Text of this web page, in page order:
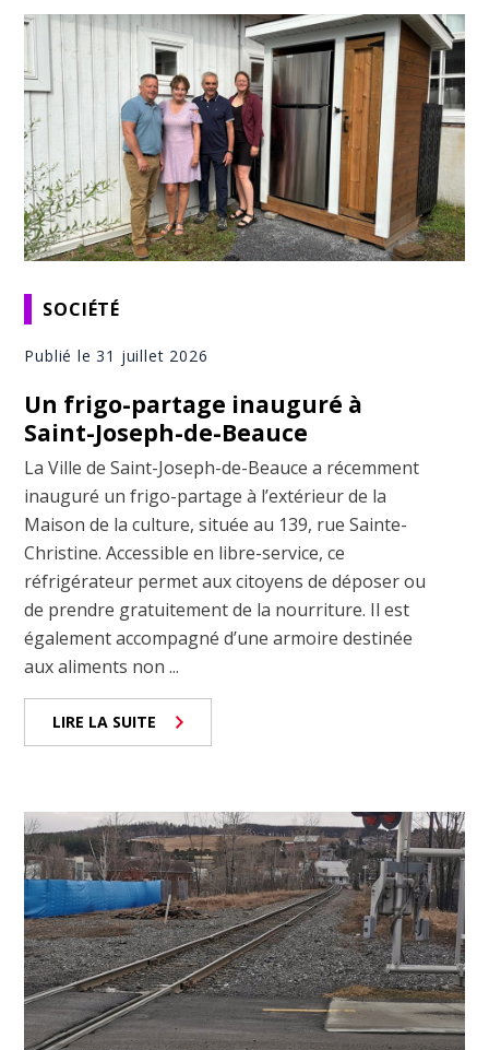
SOCIÉTÉ
Publié le 31 juillet 2026
Un frigo-partage inauguré à
Saint-Joseph-de-Beauce
La Ville de Saint-Joseph-de-Beauce a récemment
inauguré un frigo-partage à l’extérieur de la
Maison de la culture, située au 139, rue Sainte-
Christine. Accessible en libre-service, ce
réfrigérateur permet aux citoyens de déposer ou
de prendre gratuitement de la nourriture. Il est
également accompagné d’une armoire destinée
aux aliments non ...
LIRE LA SUITE